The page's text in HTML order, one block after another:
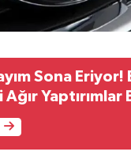
Sona
Yaptırımlar